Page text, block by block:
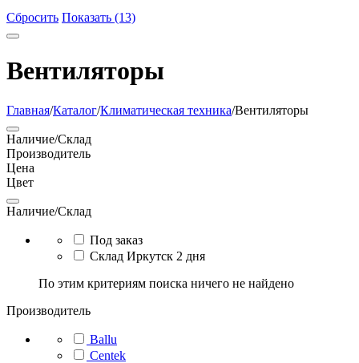
Сбросить Показать (13)
Вентиляторы
Главная/Каталог/Климатическая техника/Вентиляторы
Наличие/Склад
Производитель
Цена
Цвет
Наличие/Склад
Под заказ
Склад Иркутск 2 дня
По этим критериям поиска ничего не найдено
Производитель
Ballu
Centek